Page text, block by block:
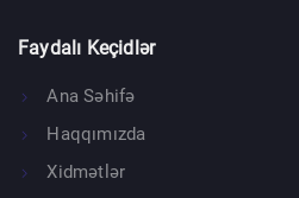
Faydalı Keçidlər
Ana Səhifə
Haqqımızda
Xidmətlər